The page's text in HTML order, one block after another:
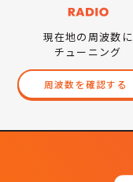
現在地の周波数に
チューニング
周波数を確認する